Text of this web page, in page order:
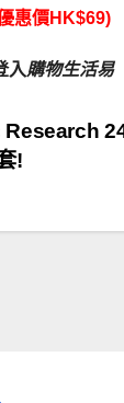
惠價HK$69)
入購物生活易
Research
!